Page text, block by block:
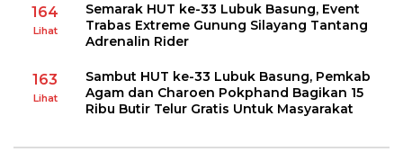
164
Lihat
Semarak HUT ke-33 Lubuk Basung, Event
Trabas Extreme Gunung Silayang Tantang
Adrenalin Rider
163
Lihat
Sambut HUT ke-33 Lubuk Basung, Pemkab
Agam dan Charoen Pokphand Bagikan 15
Ribu Butir Telur Gratis Untuk Masyarakat